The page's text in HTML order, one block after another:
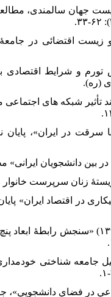
و مریم بهارلوئی (۱۳۹۸) «تنگنای
و حسین افراسیابی (۱۴۰۱) «تورم
(۱۴۰۱) «بازنمایی نقش
(ره).
«بررسی و تحلیل فرآیند تأثیر
و بیکاری با سرقت در
بین تورم با بیکاری در
۱۳. غفوری کله؛ معصومه و علیرضا محسنی
مجید و حسن رضایی بحرآباد (۱۳۹۷)